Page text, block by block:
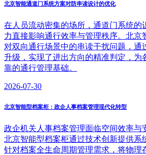
北京智能通道门系统方案对防串读设计的优化
在人员流动密集的场所，通道门系统的
力直接影响通行效率与管理秩序。北京
对双向通行场景中的串读干扰问题，通
升级，实现了进出方向的精准判定，为
靠的通行管理基础。
2026-07-30
北京智能型档案柜：政企人事档案管理现代化转型
政企机关人事档案管理面临空间效率与
北京智能型档案柜通过技术创新提供系
针对档案全生命周期管理需求，将物理